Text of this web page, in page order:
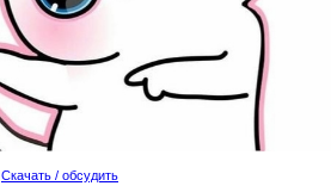
Скачать / обсудить